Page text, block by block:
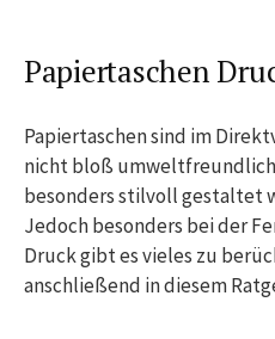
Papiertaschen
Papiertaschen sind im
nicht bloß
besonders stilvoll gestaltet
Jedoch besonders bei der
Druck gibt es vieles zu
anschließend in diesem